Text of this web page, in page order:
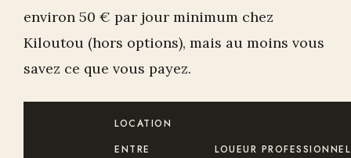
environ 50 € par jour minimum chez
Kiloutou (hors options), mais au moins vous
savez ce que vous payez.
LOCATION
ENTRE
LOUEUR PROFESSIONNEL